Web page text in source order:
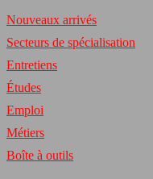
Nouveaux arrivés
Secteurs de spécialisation
Entretiens
Études
Emploi
Métiers
Boîte à outils